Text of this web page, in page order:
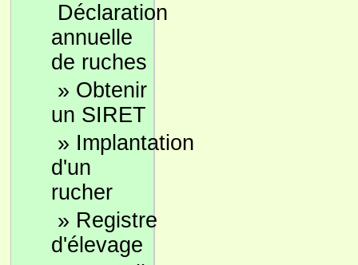
Déclaration
annuelle
de ruches
» Obtenir
un SIRET
» Implantation
d'un
rucher
» Registre
d'élevage